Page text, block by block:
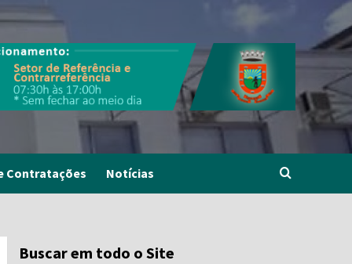
Contratações Notícias
Buscar em todo o Site